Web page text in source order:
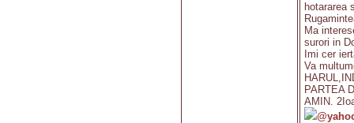
hotararea
Ma
surori in
Imi cer
Va
PARTEA
AMIN.